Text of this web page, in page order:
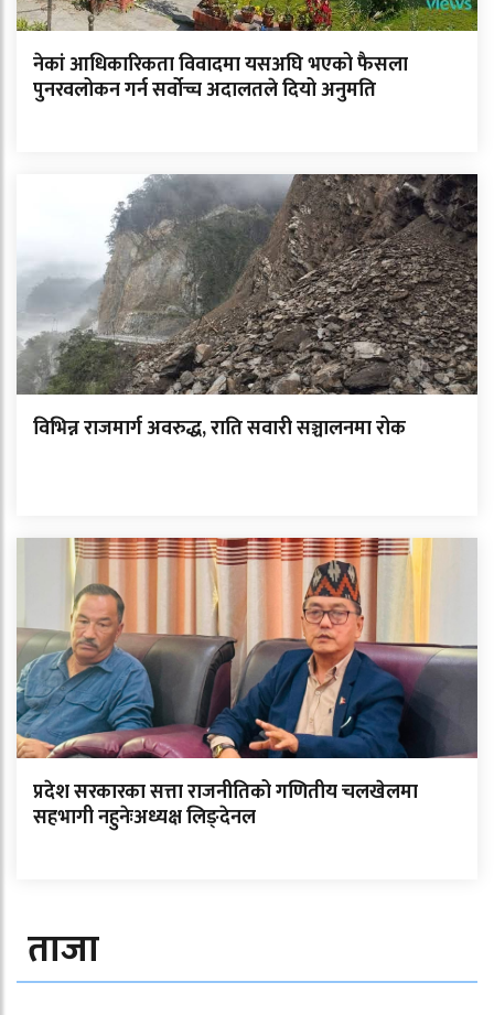
नेकां आधिकारिकता विवादमा यसअघि भएको फैसला
पुनरवलोकन गर्न सर्वोच्च अदालतले दियो अनुमति
विभिन्न राजमार्ग अवरुद्ध, राति सवारी सञ्चालनमा रोक
प्रदेश सरकारका सत्ता राजनीतिको गणितीय चलखेलमा
सहभागी नहुनेःअध्यक्ष लिङ्देनल
ताजा